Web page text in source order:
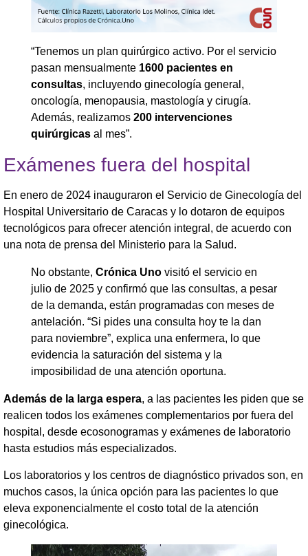
“Tenemos un plan quirúrgico activo. Por el servicio
pasan mensualmente 1600 pacientes en
consultas, incluyendo ginecología general,
oncología, menopausia, mastología y cirugía.
Además, realizamos 200 intervenciones
quirúrgicas al mes”.
Exámenes fuera del hospital
En enero de 2024 inauguraron el Servicio de Ginecología del
Hospital Universitario de Caracas y lo dotaron de equipos
tecnológicos para ofrecer atención integral, de acuerdo con
una nota de prensa del Ministerio para la Salud.
No obstante, Crónica Uno visitó el servicio en
julio de 2025 y confirmó que las consultas, a pesar
de la demanda, están programadas con meses de
antelación. “Si pides una consulta hoy te la dan
para noviembre”, explica una enfermera, lo que
evidencia la saturación del sistema y la
imposibilidad de una atención oportuna.
Además de la larga espera, a las pacientes les piden que se
realicen todos los exámenes complementarios por fuera del
hospital, desde ecosonogramas y exámenes de laboratorio
hasta estudios más especializados.
Los laboratorios y los centros de diagnóstico privados son, en
muchos casos, la única opción para las pacientes lo que
eleva exponencialmente el costo total de la atención
ginecológica.